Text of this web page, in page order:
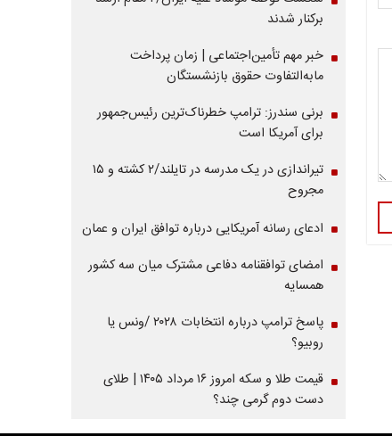
برکنار شدند
خبر مهم تأمین‌اجتماعی | زمان پرداخت
مابه‌التفاوت حقوق بازنشستگان
برنی سندرز: ترامپ خطرناک‌ترین رئیس‌جمهور
برای آمریکا است
تیراندازی در یک مدرسه در تایلند/۲ کشته و ۱۵
مجروح
ادعای رسانه آمریکایی درباره توافق ایران و عمان
امضای توافقنامه دفاعی مشترک میان سه کشور
همسایه
پاسخ ترامپ درباره انتخابات ۲۰۲۸ /ونس یا
روبیو؟
قیمت طلا و سکه امروز ۱۶ مرداد ۱۴۰۵ | طلای
دست دوم گرمی چند؟